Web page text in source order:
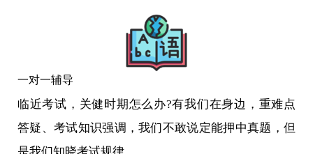
一对一辅导
临近考试，关健时期怎么办?有我们在身边，重难点
答疑、考试知识强调，我们不敢说定能押中真题，但